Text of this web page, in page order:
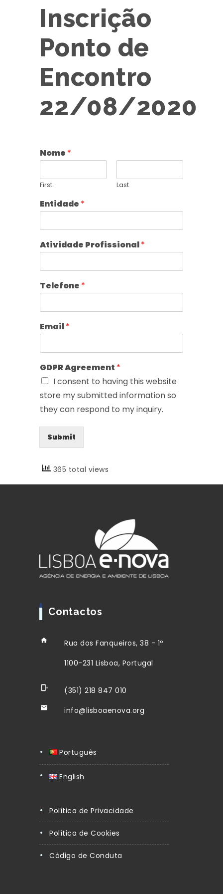
Inscrição
Ponto de
Encontro
22/08/2020
Nome *
First Last
Entidade *
Atividade Profissional*
Telefone *
Email*
GDPR Agreement *
I consent to having this website
store my submitted information so
they can respond to my inquiry.
Submit
365 total views
Contactos
Rua dos Fanqueiros, 38 - 1º
1100-231 Lisboa, Portugal
(351) 218 847 010
info@lisboaenova.org
Português
English
Política de Privacidade
Política de Cookies
Código de Conduta